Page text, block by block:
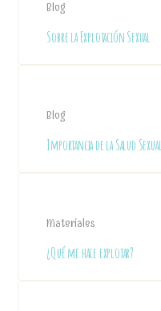
Blog
Sobre la Explotación Sexual
Blog
Importancia de la Salud Sexual
Materiales
¿Qué me hace explotar?